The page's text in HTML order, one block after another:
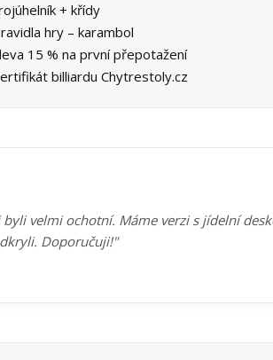
+ křídy
hry – karambol
15 % na první přepotažení
billiardu Chytrestoly.cz
velmi ochotní. Máme verzi s jídelní
Doporučuji!"